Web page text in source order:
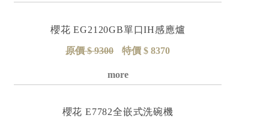
櫻花 EG2120GB單口IH感應爐
原價 $ 9300 特價 $ 8370
詳細資料
櫻花 E7782全嵌式洗碗機